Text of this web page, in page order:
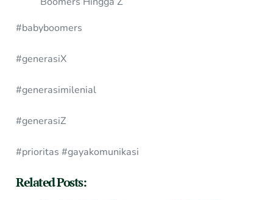
#babyboomers
#generasiX
#generasimilenial
#generasiZ
#prioritas #gayakomunikasi
Related Posts: